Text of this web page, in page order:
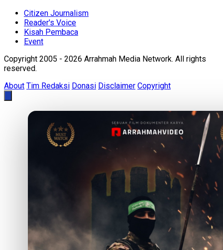
Citizen Journalism
Reader's Voice
Kisah Pembaca
Event
Copyright 2005 - 2026 Arrahmah Media Network. All rights
reserved.
About Tim Redaksi Donasi Disclaimer Copyright